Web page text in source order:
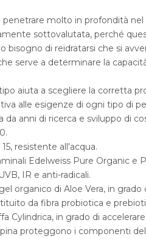
penetrare molto in profondità nel
sottovalutata, perché
bisogno di reidratarsi che si
serve a determinare la
aiuta a scegliere la corretta
alle esigenze di ogni tipo di
da anni di ricerca e sviluppo di
resistente all'acqua.
Edelweiss Pure Organic e
IR e anti-radicali.
organico di Aloe Vera, in grado
da fibra probiotica e
Cylindrica, in grado di
proteggono i componenti